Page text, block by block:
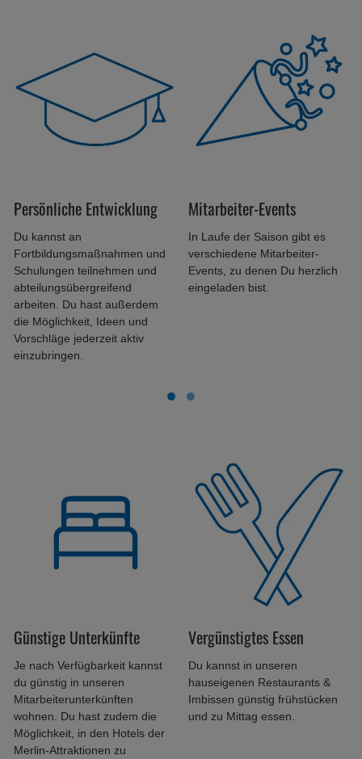
Persönliche Entwicklung
Du kannst an
Fortbildungsmaßnahmen und
Schulungen teilnehmen und
abteilungsübergreifend
arbeiten. Du hast außerdem
die Möglichkeit, Ideen und
Vorschläge jederzeit aktiv
einzubringen.
Mitarbeiter-Events
In Laufe der Saison gibt es
verschiedene Mitarbeiter-
Events, zu denen Du herzlich
eingeladen bist.
Günstige Unterkünfte
Je nach Verfügbarkeit kannst
du günstig in unseren
Mitarbeiterunterkünften
wohnen. Du hast zudem die
Möglichkeit, in den Hotels der
Merlin-Attraktionen zu
Vergünstigtes Essen
Du kannst in unseren
hauseigenen Restaurants &
Imbissen günstig frühstücken
und zu Mittag essen.